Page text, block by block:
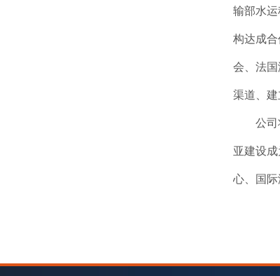
输部水
构达成
会、法
渠道、建
公
亚建设
心、国际